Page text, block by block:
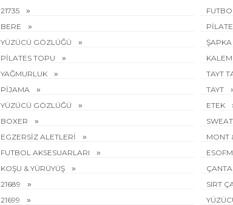
21735
BERE
YÜZÜCÜ GÖZLÜĞÜ
ŞAPKA
PİLATES TOPU
YAĞMURLUK
TAYT
PİJAMA
TAYT
YÜZÜCÜ GÖZLÜĞÜ
ETEK
BOXER
EGZERSİZ ALETLERİ
MONT
FUTBOL AKSESUARLARI
KOŞU & YÜRÜYÜŞ
ÇANTA
21689
SIRT
21699